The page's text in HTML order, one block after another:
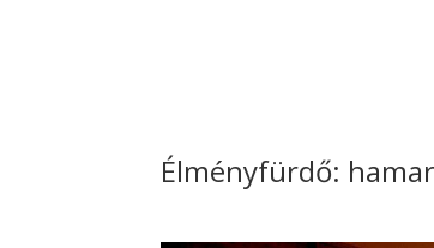
Élményfürdő: